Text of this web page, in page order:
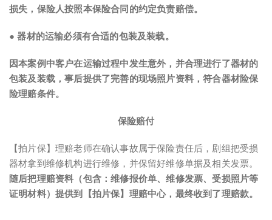
损失，保险人按照本保险合同的约定负责赔偿。
● 器材的运输必须有合适的包装及装载。
因本案例中客户在运输过程中发生意外，并合理进行了器材的
包装及装载，事后提供了完善的现场照片资料，符合器材险保
险理赔条件。
保险赔付
【拍片保】理赔老师在确认事故属于保险责任后，剧组把受损
器材拿到维修机构进行维修，并保留好维修单据及相关发票。
随后把理赔资料（包含：维修报价单、维修发票、受损照片等
证明材料）提供到【拍片保】理赔中心，最终收到了理赔款。